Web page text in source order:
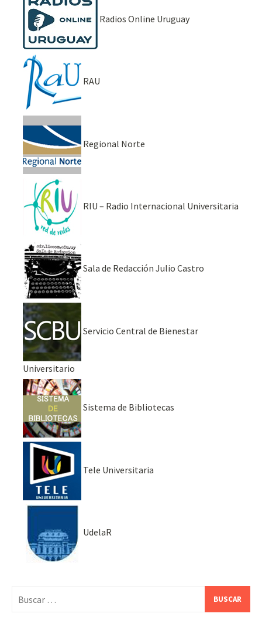
Radios Online Uruguay
RAU
Regional Norte
RIU – Radio Internacional Universitaria
Sala de Redacción Julio Castro
Servicio Central de Bienestar
Universitario
Sistema de Bibliotecas
Tele Universitaria
UdelaR